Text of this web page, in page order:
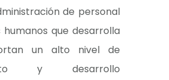
de personal
que desarrolla
un alto nivel de
y desarrollo